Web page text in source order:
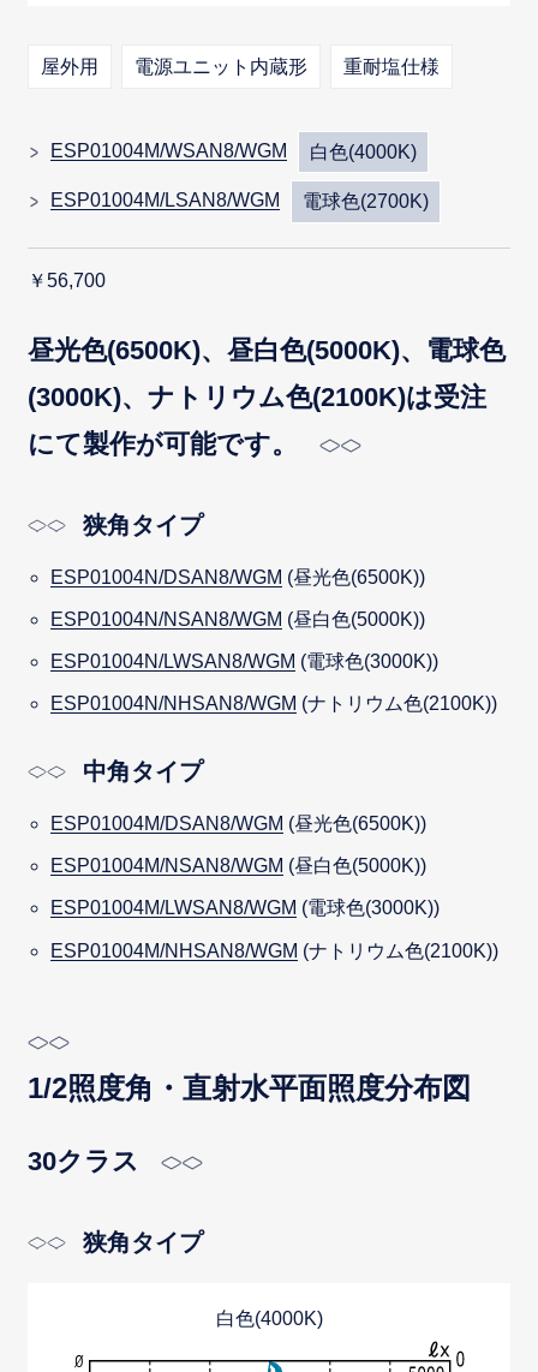
屋外用 電源ユニット内蔵形 重耐塩仕様
ESP01004M/WSAN8/WGM 白色(4000K)
ESP01004M/LSAN8/WGM 電球色(2700K)
￥56,700
昼光色(6500K)、昼白色(5000K)、電球色
(3000K)、ナトリウム色(2100K)は受注
にて製作が可能です。
狭角タイプ
ESP01004N/DSAN8/WGM (昼光色(6500K))
ESP01004N/NSAN8/WGM (昼白色(5000K))
ESP01004N/LWSAN8/WGM (電球色(3000K))
ESP01004N/NHSAN8/WGM (ナトリウム色(2100K))
中角タイプ
ESP01004M/DSAN8/WGM (昼光色(6500K))
ESP01004M/NSAN8/WGM (昼白色(5000K))
ESP01004M/LWSAN8/WGM (電球色(3000K))
ESP01004M/NHSAN8/WGM (ナトリウム色(2100K))
1/2照度角・直射水平面照度分布図
30クラス
狭角タイプ
白色(4000K)